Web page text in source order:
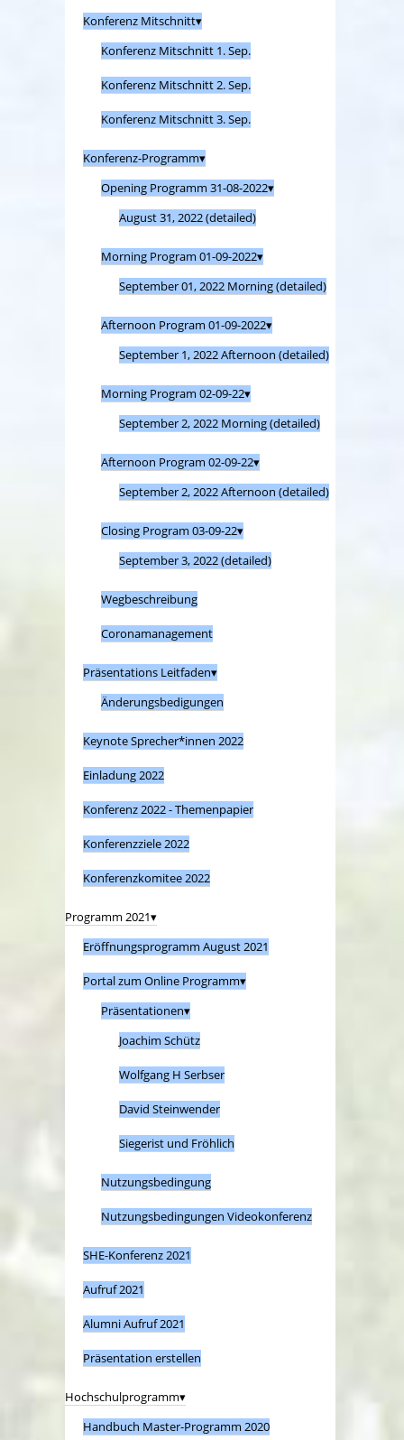
Konferenz Mitschnitt
Konferenz Mitschnitt 1. Sep.
Konferenz Mitschnitt 2. Sep.
Konferenz Mitschnitt 3. Sep.
Konferenz-Programm
Opening Programm 31-08-2022
August 31, 2022 (detailed)
Morning Program 01-09-2022
September 01, 2022 Morning (detailed)
Afternoon Program 01-09-2022
September 1, 2022 Afternoon (detailed)
Morning Program 02-09-22
September 2, 2022 Morning (detailed)
Afternoon Program 02-09-22
September 2, 2022 Afternoon (detailed)
Closing Program 03-09-22
September 3, 2022 (detailed)
Wegbeschreibung
Coronamanagement
Präsentations Leitfaden
Änderungsbedigungen
Keynote Sprecher*innen 2022
Einladung 2022
Konferenz 2022 - Themenpapier
Konferenzziele 2022
Konferenzkomitee 2022
Programm 2021
Eröffnungsprogramm August 2021
Portal zum Online Programm
Präsentationen
Joachim Schütz
Wolfgang H Serbser
David Steinwender
Siegerist und Fröhlich
Nutzungsbedingung
Nutzungsbedingungen Videokonferenz
SHE-Konferenz 2021
Aufruf 2021
Alumni Aufruf 2021
Präsentation erstellen
Hochschulprogramm
Handbuch Master-Programm 2020